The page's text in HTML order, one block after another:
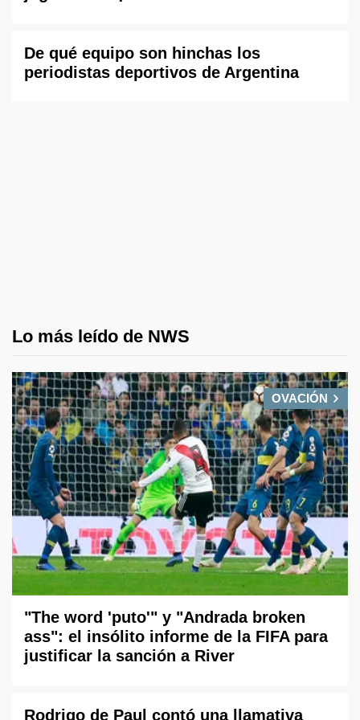
De qué equipo son hinchas los
periodistas deportivos de Argentina
Lo más leído de NWS
OVACIÓN
"The word 'puto'" y "Andrada broken
ass": el insólito informe de la FIFA para
justificar la sanción a River
Rodrigo de Paul contó una llamativa